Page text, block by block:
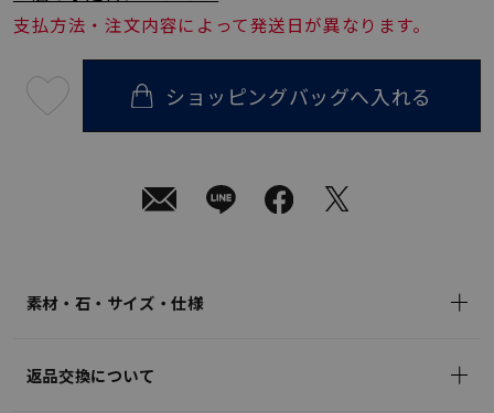
支払方法・注文内容によって発送日が異なります。
08
ショッピングバッグへ入れる
素材・石・サイズ・仕様
返品交換について